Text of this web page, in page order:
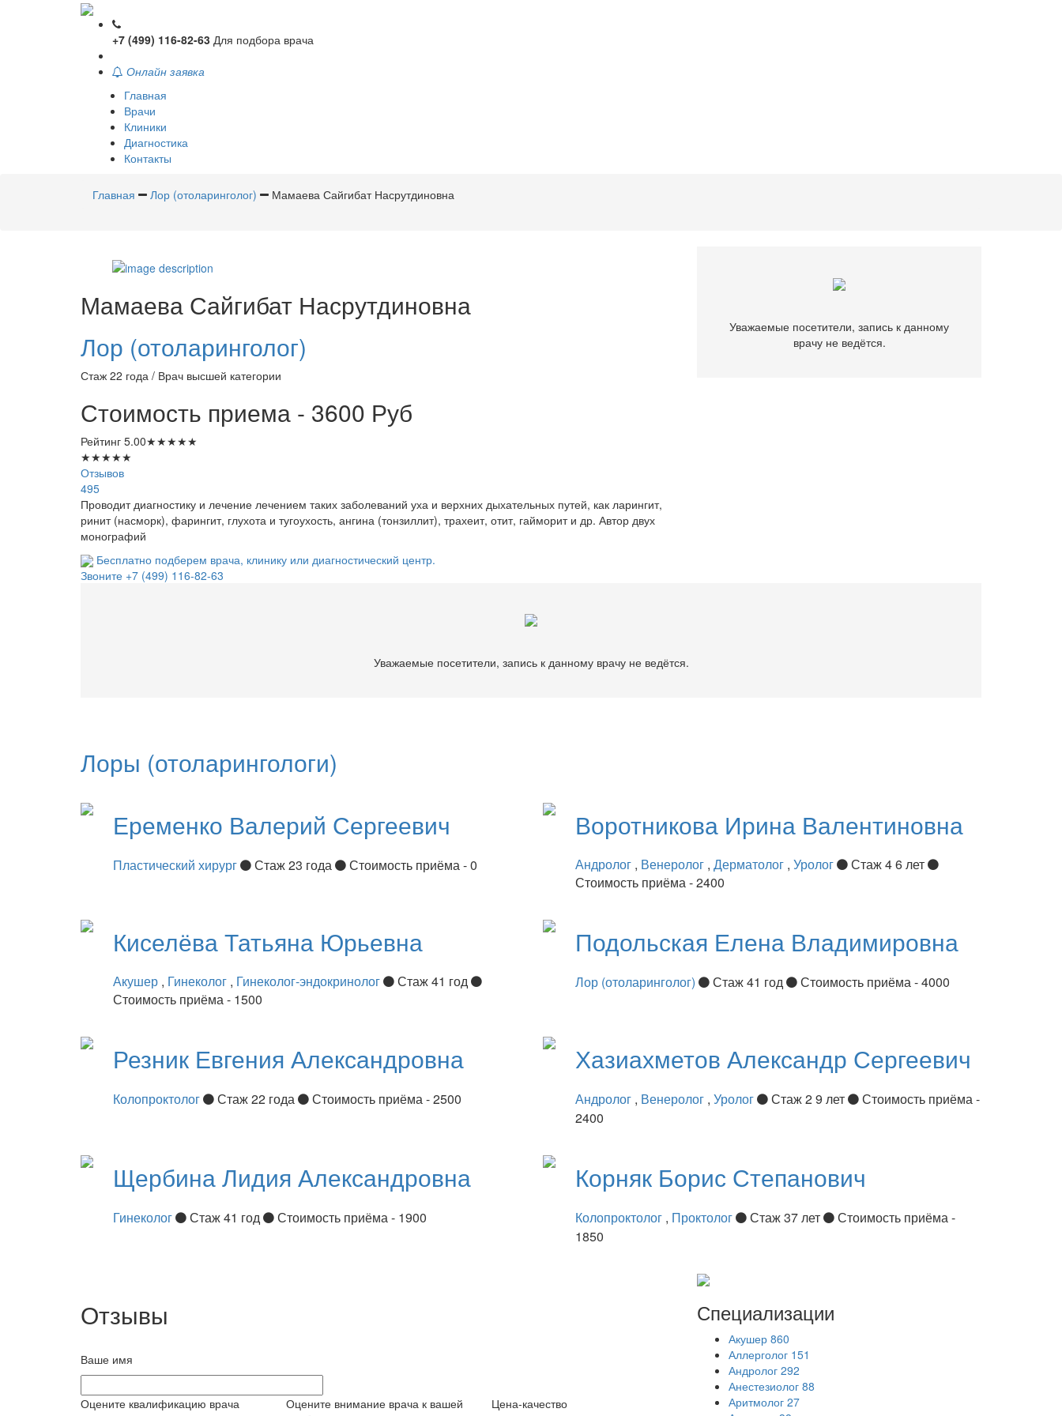
+7 (499) 116-82-63 Для подбора врача
Онлайн заявка
Главная
Врачи
Клиники
Диагностика
Контакты
Главная Лор (отоларинголог) Мамаева Сайгибат Насрутдиновна
Мамаева Сайгибат Насрутдиновна
Лор (отоларинголог)
Стаж 22 года / Врач высшей категории
Стоимость приема - 3600 Руб
Рейтинг 5.00★★★★★
★★★★★
Отзывов
495
Проводит диагностику и лечение лечением таких заболеваний уха и верхних дыхательных путей, как ларингит,
ринит (насморк), фарингит, глухота и тугоухость, ангина (тонзиллит), трахеит, отит, гайморит и др. Автор двух
монографий
Бесплатно подберем врача, клинику или диагностический центр.
Звоните +7 (499) 116-82-63
Уважаемые посетители, запись к данному
врачу не ведётся.
Уважаемые посетители, запись к данному врачу не ведётся.
Лоры (отоларингологи)
Еременко Валерий Сергеевич
Пластический хирург Стаж 23 года Стоимость приёма - 0
Воротникова Ирина Валентиновна
Андролог , Венеролог , Дерматолог , Уролог
Стаж 4 6 лет
Стоимость приёма - 2400
КиселёваТатьяна Юрьевна
Акушер , Гинеколог , Гинеколог-эндокринолог
Стаж 41 год
Стоимость приёма - 1500
Подольская Елена Владимировна
Лор (отоларинголог) Стаж 41 год Стоимость приёма - 4000
Резник Евгения Александровна
Колопроктолог Стаж 22 года Стоимость приёма - 2500
Хазиахметов Александр Сергеевич
Андролог , Венеролог , Уролог Стаж 2 9 лет
Стоимость приёма -
2400
ЩербинаЛидия Александровна
Гинеколог Стаж 41 год Стоимость приёма - 1900
Корняк Борис Степанович
Колопроктолог , Проктолог Стаж 37 лет
Стоимость приёма -
1850
Отзывы
Ваше имя
Оцените квалификацию врача
Оцените внимание врача к вашей
Цена-качество
Специализации
Акушер 860
Аллерголог 151
Андролог 292
Анестезиолог 88
Аритмолог 27